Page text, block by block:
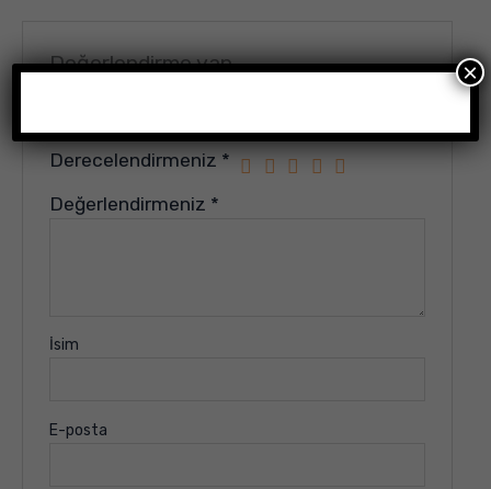
Değerlendirme yap
Derecelendirmeniz *
Değerlendirmeniz *
İsim
E-posta
×